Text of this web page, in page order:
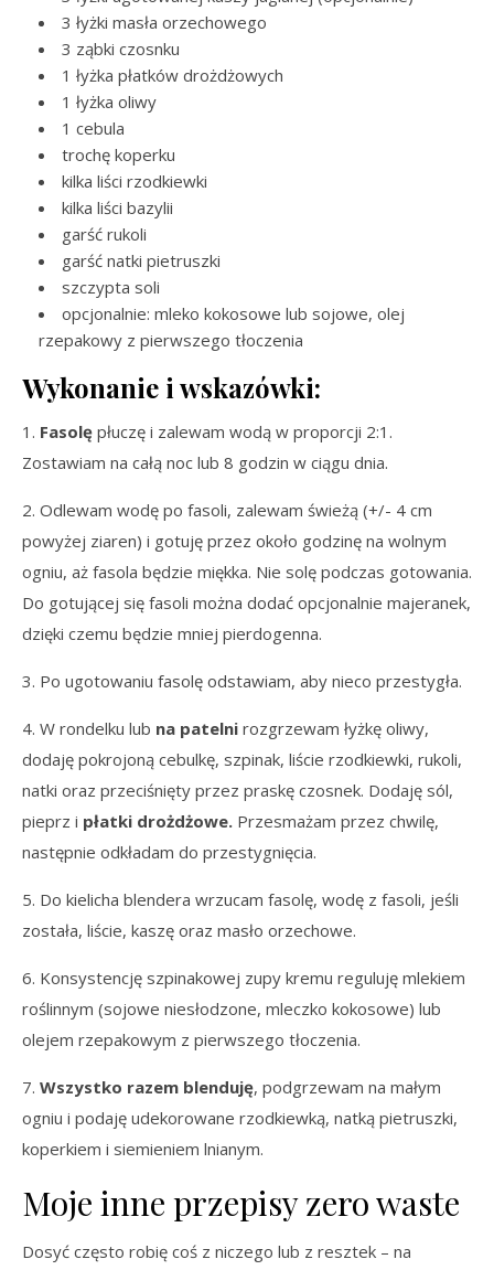
3 łyżki masła orzechowego
3 ząbki czosnku
1 łyżka płatków drożdżowych
1 łyżka oliwy
1 cebula
trochę koperku
kilka liści rzodkiewki
kilka liści bazylii
garść rukoli
garść natki pietruszki
szczypta soli
opcjonalnie: mleko kokosowe lub sojowe, olej
rzepakowy z pierwszego tłoczenia
Wykonanie i wskazówki:
1. Fasolę płuczę i zalewam wodą w proporcji 2:1.
Zostawiam na całą noc lub 8 godzin w ciągu dnia.
2. Odlewam wodę po fasoli, zalewam świeżą (+/- 4 cm
powyżej ziaren) i gotuję przez około godzinę na wolnym
ogniu, aż fasola będzie miękka. Nie solę podczas gotowania.
Do gotującej się fasoli można dodać opcjonalnie majeranek,
dzięki czemu będzie mniej pierdogenna.
3. Po ugotowaniu fasolę odstawiam, aby nieco przestygła.
4. W rondelku lub na patelni rozgrzewam łyżkę oliwy,
dodaję pokrojoną cebulkę, szpinak, liście rzodkiewki, rukoli,
natki oraz przeciśnięty przez praskę czosnek. Dodaję sól,
pieprz i płatki drożdżowe. Przesmażam przez chwilę,
następnie odkładam do przestygnięcia.
5. Do kielicha blendera wrzucam fasolę, wodę z fasoli, jeśli
została, liście, kaszę oraz masło orzechowe.
6. Konsystencję szpinakowej zupy kremu reguluję mlekiem
roślinnym (sojowe niesłodzone, mleczko kokosowe) lub
olejem rzepakowym z pierwszego tłoczenia.
7. Wszystko razem blenduję, podgrzewam na małym
ogniu i podaję udekorowane rzodkiewką, natką pietruszki,
koperkiem i siemieniem lnianym.
Moje inne przepisy zero waste
Dosyć często robię coś z niczego lub z resztek – na